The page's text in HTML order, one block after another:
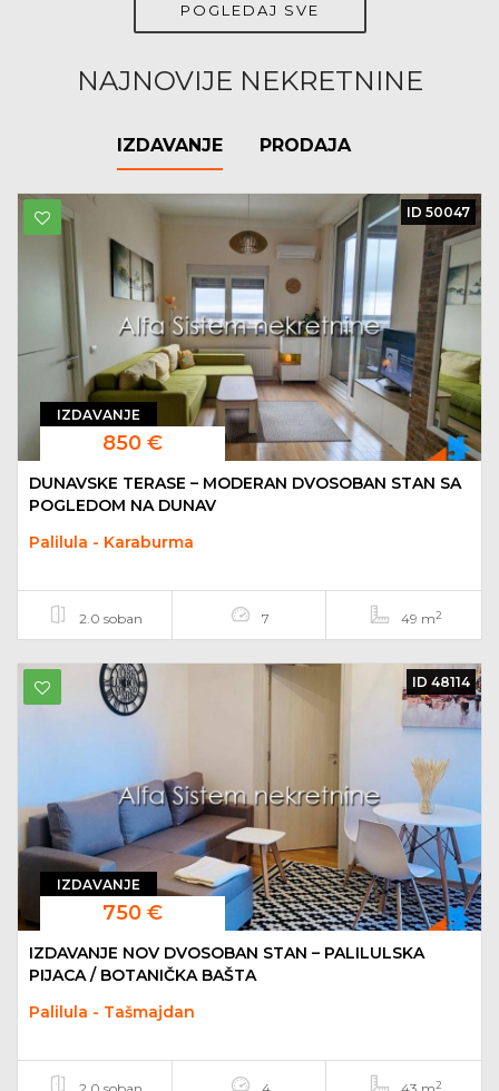
POGLEDAJ SVE
NAJNOVIJE NEKRETNINE
IZDAVANJE PRODAJA
IZDAVANJE
850 €
ID 50047
DUNAVSKE TERASE – MODERAN DVOSOBAN STAN SA
POGLEDOM NA DUNAV
Palilula - Karaburma
2.0 soban 7 49 m2
IZDAVANJE
750 €
ID 48114
IZDAVANJE NOV DVOSOBAN STAN – PALILULSKA
PIJACA / BOTANIČKA BAŠTA
Palilula - Tašmajdan
2